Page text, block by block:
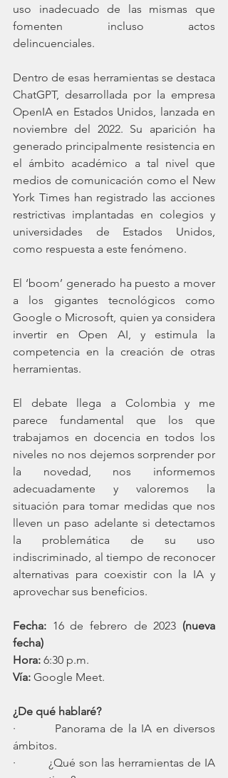
uso inadecuado de las mismas que
fomenten incluso actos
delincuenciales.
Dentro de esas herramientas se destaca
ChatGPT, desarrollada por la empresa
OpenIA en Estados Unidos, lanzada en
noviembre del 2022. Su aparición ha
generado principalmente resistencia en
el ámbito académico a tal nivel que
medios de comunicación como el New
York Times han registrado las acciones
restrictivas implantadas en colegios y
universidades de Estados Unidos,
como respuesta a este fenómeno.
El ‘boom’ generado ha puesto a mover
a los gigantes tecnológicos como
Google o Microsoft, quien ya considera
invertir en Open AI, y estimula la
competencia en la creación de otras
herramientas.
El debate llega a Colombia y me
parece fundamental que los que
trabajamos en docencia en todos los
niveles no nos dejemos sorprender por
la novedad, nos informemos
adecuadamente y valoremos la
situación para tomar medidas que nos
lleven un paso adelante si detectamos
la problemática de su uso
indiscriminado, al tiempo de reconocer
alternativas para coexistir con la IA y
aprovechar sus beneficios.
Fecha: 16 de febrero de 2023 (nueva
fecha)
Hora: 6:30 p.m.
Vía: Google Meet.
¿De qué hablaré?
·         Panorama de la IA en diversos
ámbitos.
·         ¿Qué son las herramientas de IA